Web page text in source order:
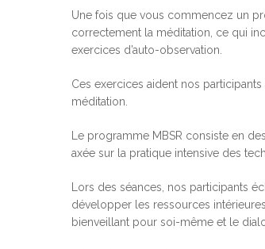
Une fois que vous commencez un
correctement la méditation, ce qui
exercices d’auto-observation.
Ces exercices aident nos
méditation.
Le programme MBSR consiste en
axée sur la pratique intensive des
Lors des séances, nos participants
développer les ressources
bienveillant pour soi-même et le